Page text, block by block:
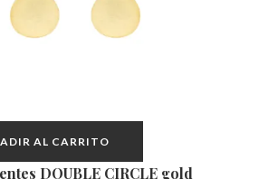
AL CARRITO
DOUBLE CIRCLE gold